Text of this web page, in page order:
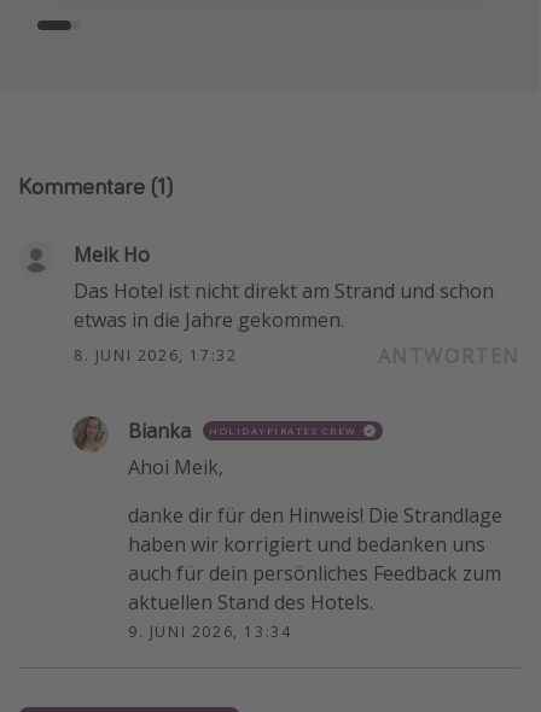
Kommentare (1)
Meik Ho
Das Hotel ist nicht direkt am Strand und schon
etwas in die Jahre gekommen.
8. JUNI 2026, 17:32
Bianka HOLIDAYPIRATES CREW
Ahoi Meik,
danke dir für den Hinweis! Die Strandlage
haben wir korrigiert und bedanken uns
auch für dein persönliches Feedback zum
aktuellen Stand des Hotels.
9. JUNI 2026, 13:34